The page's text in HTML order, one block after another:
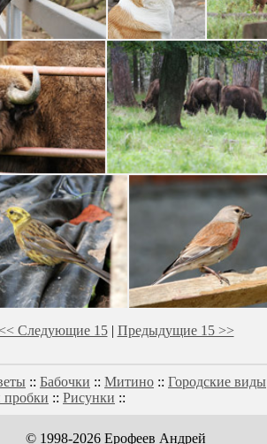
<< Следующие 15| Предыдущие 15 >>
:: Бабочки :: Митино :: Городские виды
пробки :: Рисунки ::
© 1998-2026 Ерофеев Андрей